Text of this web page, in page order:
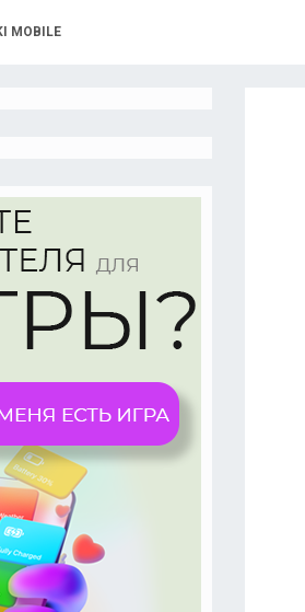
MOBILE